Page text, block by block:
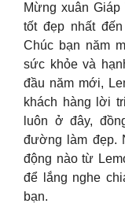
Mừng xuân
tốt đẹp nhất
Chúc bạn năm
sức khỏe và
đầu năm mới,
khách hàng lời
luôn ở đây,
đường làm đẹp.
động nào từ
để lắng nghe
bạn.